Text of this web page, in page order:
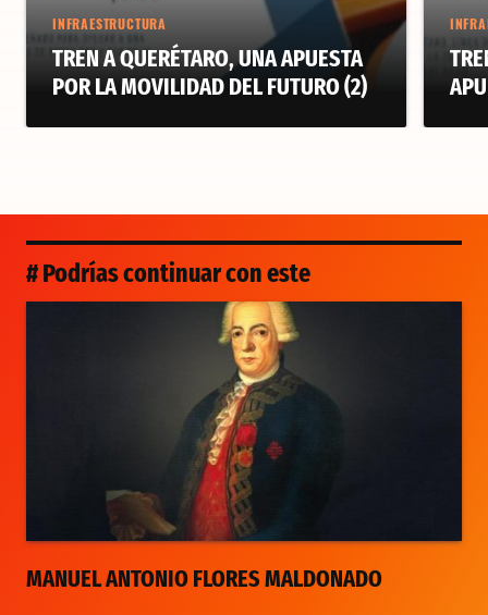
INFRAESTRUCTURA
TREN A QUERÉTARO, UNA APUESTA
POR LA MOVILIDAD DEL FUTURO (2)
# Podrías continuar con este
MANUEL ANTONIO FLORES MALDONADO